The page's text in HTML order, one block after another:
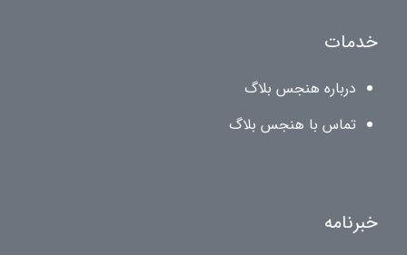
خدمات
درباره هنجس بلاگ
تماس با هنجس بلاگ
خبرنامه